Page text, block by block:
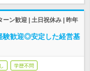
ン歓迎 | 土日祝休み | 昨年
験歓迎◎安定した経営基
学歴不問